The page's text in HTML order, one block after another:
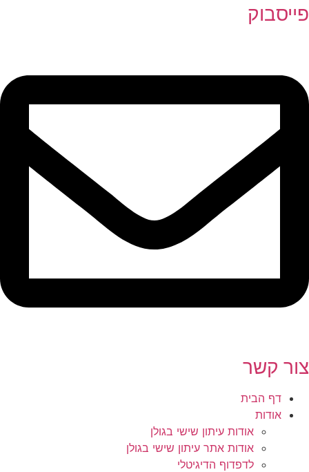
פייסבוק
צור קשר
דף הבית
אודות
אודות עיתון שישי בגולן
אודות אתר עיתון שישי בגולן
לדפדוף הדיגיטלי